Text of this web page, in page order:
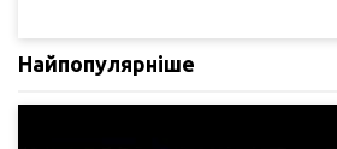
Найпопулярніше